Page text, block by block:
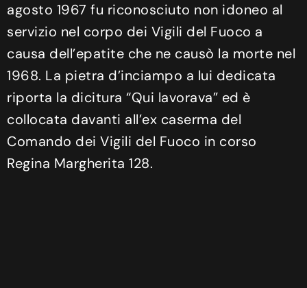
agosto 1967 fu riconosciuto non idoneo al
servizio nel corpo dei Vigili del Fuoco a
causa dell’epatite che ne causò la morte nel
1968. La pietra d’inciampo a lui dedicata
riporta la dicitura “Qui lavorava” ed è
collocata davanti all’ex caserma del
Comando dei Vigili del Fuoco in corso
Regina Margherita 128.